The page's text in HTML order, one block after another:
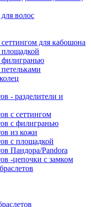
волос
для кабошона
филигранью
- разделители и
с сеттингом
с филигранью
из кожи
с площадкой
Пандора/Pandora
-цепочки с замком